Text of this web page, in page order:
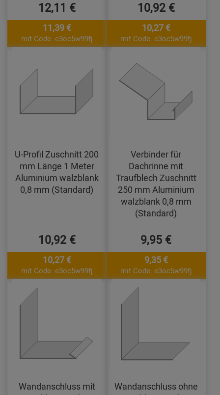
12,11 €
11,39 €
mit Code: e3oc5w99fj
10,92 €
10,27 €
mit Code: e3oc5w99fj
U-Profil Zuschnitt 200
mm Länge 1 Meter
Aluminium walzblank
0,8 mm (Standard)
10,92 €
10,27 €
mit Code: e3oc5w99fj
Verbinder für
Dachrinne mit
Traufblech Zuschnitt
250 mm Aluminium
walzblank 0,8 mm
(Standard)
9,95 €
9,35 €
mit Code: e3oc5w99fj
Wandanschluss mit
Wandanschluss ohne